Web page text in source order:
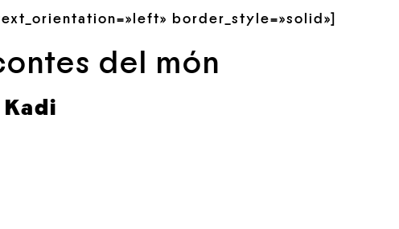
border_style=»solid»]
del món
Kadi